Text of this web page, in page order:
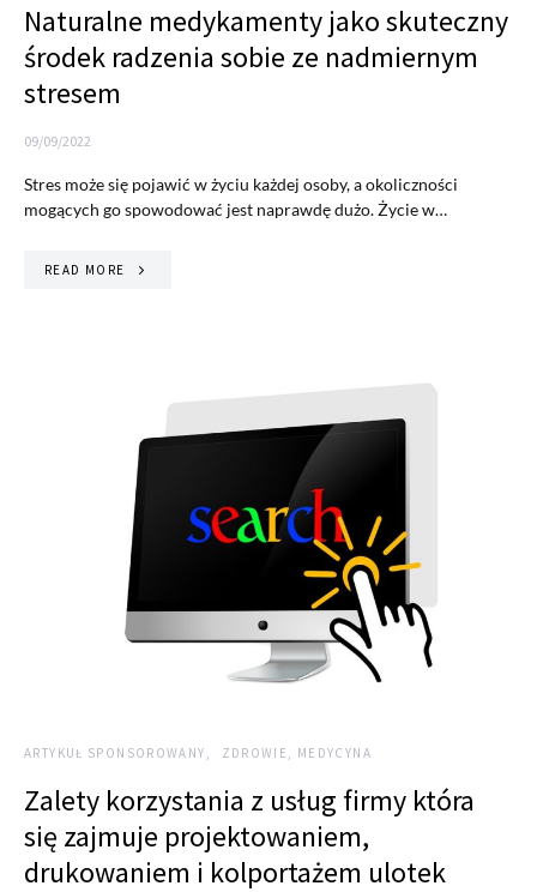
Naturalne medykamenty jako skuteczny
środek radzenia sobie ze nadmiernym
stresem
09/09/2022
Stres może się pojawić w życiu każdej osoby, a okoliczności
mogących go spowodować jest naprawdę dużo. Życie w…
READ MORE
ARTYKUŁ SPONSOROWANY ZDROWIE, MEDYCYNA
Zalety korzystania z usług firmy która
się zajmuje projektowaniem,
drukowaniem i kolportażem ulotek